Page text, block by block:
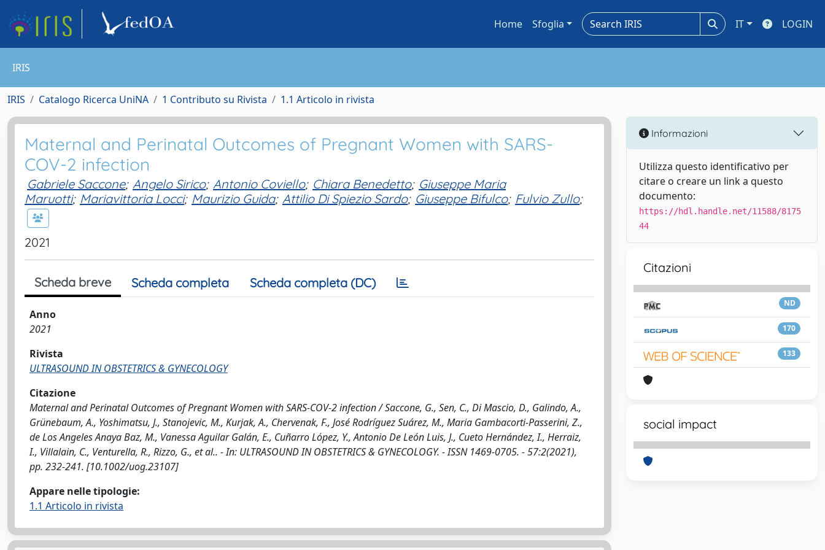
Home Sfoglia IT LOGIN
IRIS
IRIS Catalogo Ricerca UniNA 1 Contributo su Rivista 1.1 Articolo in rivista
Maternal and Perinatal Outcomes of Pregnant Women with SARS-
COV-2 infection
Gabriele Saccone; Angelo Sirico; Antonio Coviello; Chiara Benedetto; Giuseppe Maria
Maruotti; Mariavittoria Locci; Maurizio Guida; Attilio Di Spiezio Sardo; Giuseppe Bifulco; Fulvio Zullo;
2021
Scheda breve Scheda completa Scheda completa (DC)
Anno
2021
Rivista
ULTRASOUND IN OBSTETRICS & GYNECOLOGY
Citazione
Maternal and Perinatal Outcomes of Pregnant Women with SARS-COV-2 infection / Saccone, G., Sen, C., Di Mascio, D., Galindo, A.,
Grünebaum, A., Yoshimatsu, J., Stanojevic, M., Kurjak, A., Chervenak, F., José Rodríguez Suárez, M., Maria Gambacorti-Passerini, Z.,
de Los Angeles Anaya Baz, M., Vanessa Aguilar Galán, E., Cuñarro López, Y., Antonio De León Luis, J., Cueto Hernández, I., Herraiz,
I., Villalain, C., Venturella, R., Rizzo, G., et al.. - In: ULTRASOUND IN OBSTETRICS & GYNECOLOGY. - ISSN 1469-0705. - 57:2(2021),
pp. 232-241. [10.1002/uog.23107]
Appare nelle tipologie:
1.1 Articolo in rivista
Informazioni
Utilizza questo identificativo per
citare o creare un link a questo
documento:
https://hdl.handle.net/11588/8175
44
Citazioni
ND
170
133
social impact